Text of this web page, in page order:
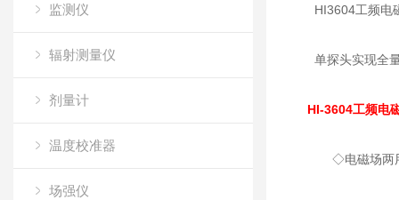
监测仪
辐射测量仪
剂量计
温度校准器
场强仪
HI3604工频电
单探头实现全
HI-3604工频电
◇电磁场两